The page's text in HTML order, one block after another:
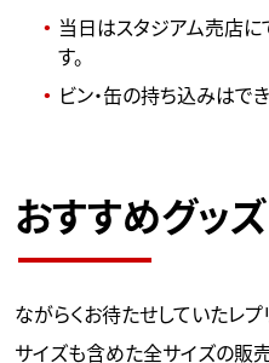
当日はスタジアム売店
す。
ビン・缶の持ち込みはで
おすすめグッズ
ながらくお待たせしていたレプ
サイズも含めた全サイズの販